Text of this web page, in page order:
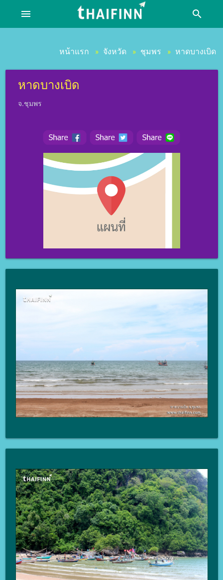
menu search
หน้าแรก » จังหวัด » ชุมพร » หาดบางเบิด
หาดบางเบิด
จ.ชุมพร